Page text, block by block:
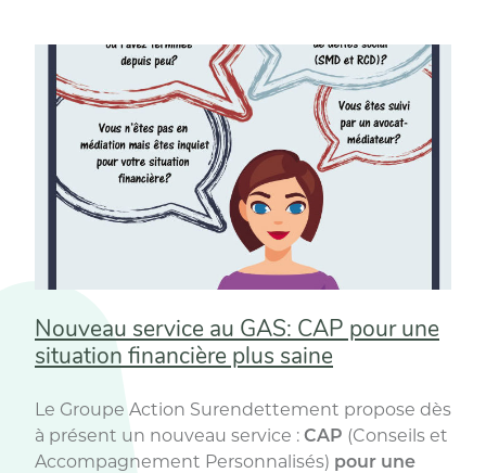
réaliser
son
budget »
Nouveau service au GAS: CAP pour une
situation financière plus saine
Le Groupe Action Surendettement propose dès
à présent un nouveau service : CAP (Conseils et
Accompagnement Personnalisés) pour une